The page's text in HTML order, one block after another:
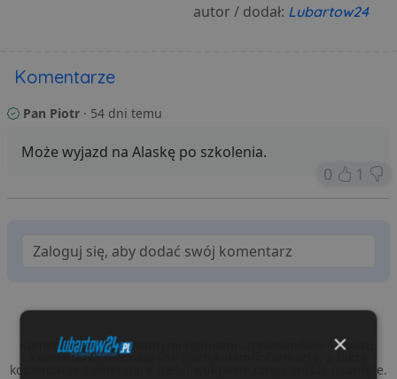
autor / dodał: Lubartow24
Komentarze
Pan Piotr · 54 dni temu
Może wyjazd na Alaskę po szkolenia.
0 1
Komentarze są prywatnymi opiniami Użytkowników serwisu.
Komentarze niezwiązane z artykułem/informacją, a także
komentarze zawierające treści wulgarne mogą zostać usunięte.
×